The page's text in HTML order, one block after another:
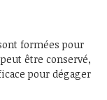
formées pour
être conservé,
pour dégager